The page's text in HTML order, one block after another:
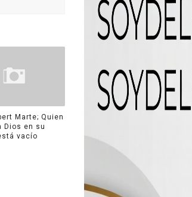
Marte; Quien
Dios en su
vacío